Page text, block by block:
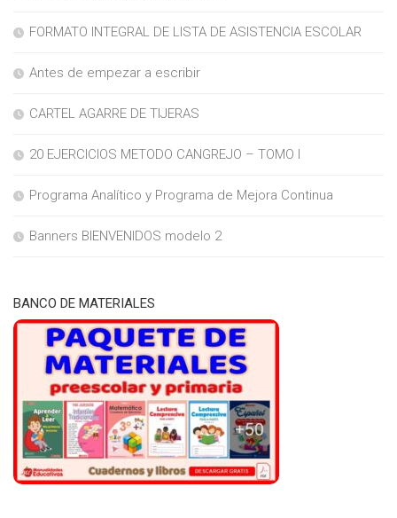
FORMATO INTEGRAL DE LISTA DE ASISTENCIA ESCOLAR
Antes de empezar a escribir
CARTEL AGARRE DE TIJERAS
20 EJERCICIOS METODO CANGREJO – TOMO I
Programa Analítico y Programa de Mejora Continua
Banners BIENVENIDOS modelo 2
BANCO DE MATERIALES